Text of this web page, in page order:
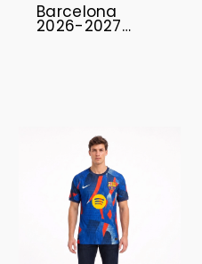
Barcelona
2026-2027